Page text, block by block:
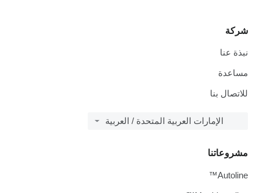
شركة
نبذة عنا
مساعدة
للاتصال بنا
الإمارات العربية المتحدة / العربية
مشروعاتنا
Autoline™